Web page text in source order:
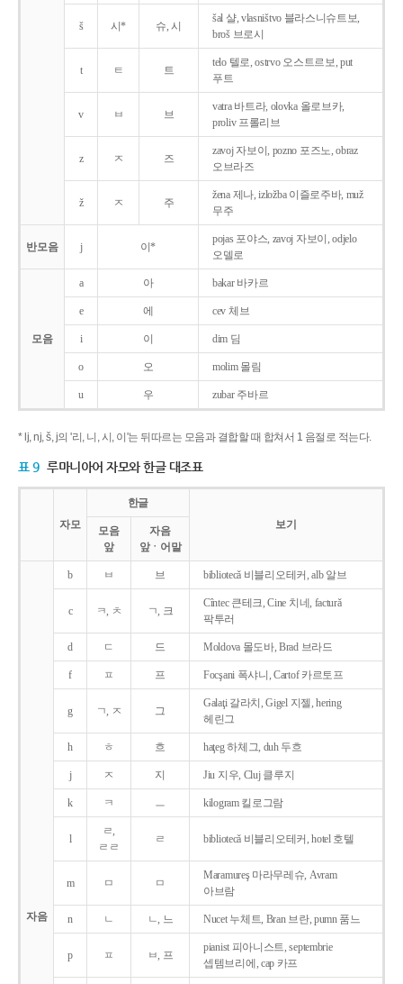
š 시* 슈, 시
šal 샬, vlasništvo 블라스니슈트보,
broš 브로시
t ㅌ 트
telo 텔로, ostrvo 오스트르보, put
푸트
v ㅂ 브
vatra 바트라, olovka 올로브카,
proliv 프롤리브
z ㅈ 즈
zavoj 자보이, pozno 포즈노, obraz
오브라즈
ž ㅈ 주
žena 제나, izložba 이즐로주바, muž
무주
반모음 j 이*
pojas 포야스, zavoj 자보이, odjelo
오델로
모음
a 아 bakar 바카르
e 에 cev 체브
i 이 dim 딤
o 오 molim 몰림
u 우 zubar 주바르
* lj, nj, š, j의 '리, 니, 시, 이'는 뒤따르는 모음과 결합할 때 합쳐서 1 음절로 적는다.
표 9 루마니아어 자모와 한글 대조표
자모
한글
보기
모음
앞
자음
앞ㆍ어말
자음
b ㅂ 브 bibliotecǎ 비블리오테커, alb 알브
c ㅋ, ㅊ ㄱ, 크
Cîntec 큰테크, Cine 치네, facturǎ
팍투러
d ㄷ 드 Moldova 몰도바, Brad 브라드
f ㅍ 프 Focşani 폭샤니, Cartof 카르토프
g ㄱ, ㅈ 그
Galaţi 갈라치, Gigel 지젤, hering
헤린그
h ㅎ 흐 haţeg 하체그, duh 두흐
j ㅈ 지 Jiu 지우, Cluj 클루지
k ㅋ ㅡ kilogram 킬로그람
l
ㄹ,
ㄹㄹ
ㄹ bibliotecǎ 비블리오테커, hotel 호텔
m ㅁ ㅁ
Maramureş 마라무레슈, Avram
아브람
n ㄴ ㄴ, 느 Nucet 누체트, Bran 브란, pumn 품느
p ㅍ ㅂ, 프
pianist 피아니스트, septembrie
셉템브리에, cap 카프